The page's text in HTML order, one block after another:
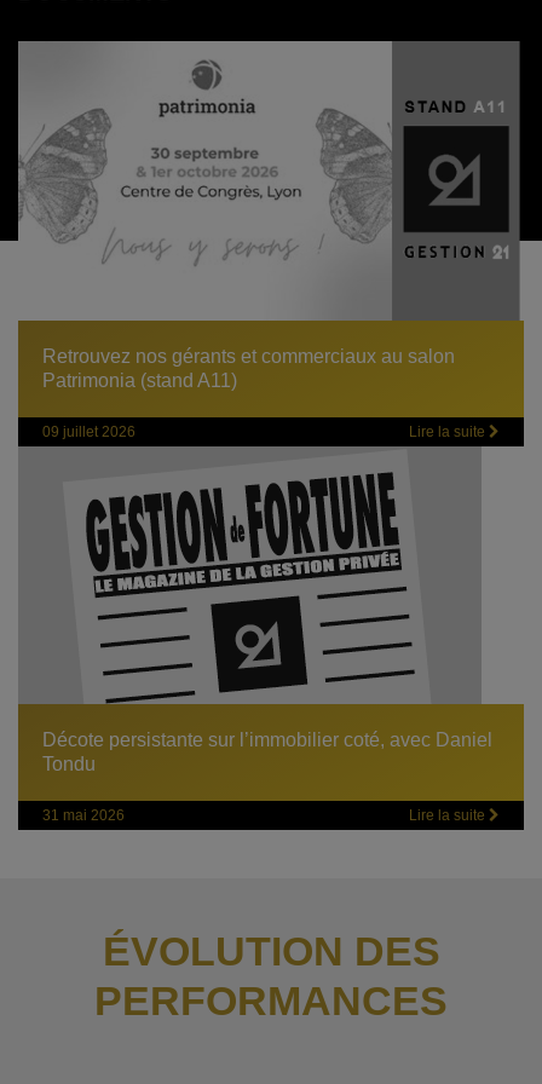
Retrouvez nos gérants et commerciaux au salon
Patrimonia (stand A11)
09 juillet 2026 Lire la suite
Décote persistante sur l’immobilier coté, avec Daniel
Tondu
31 mai 2026 Lire la suite
ÉVOLUTION DES
PERFORMANCES